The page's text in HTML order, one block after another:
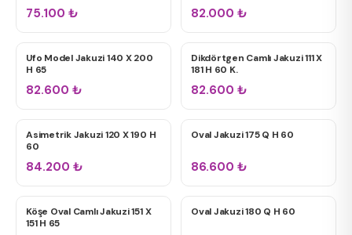
75.100 ₺ 82.000 ₺
ÇIFT KIŞILIK JAKUZILER
Ufo Model Jakuzi 140 X 200
H 65
82.600 ₺
ÇIFT KIŞILIK JAKUZILER
Dikdörtgen Camlı Jakuzi 111 X
181 H 60 K.
82.600 ₺
ÇIFT KIŞILIK JAKUZILER
Asimetrik Jakuzi 120 X 190 H
60
84.200 ₺
ÇIFT KIŞILIK JAKUZILER
Oval Jakuzi 175 Q H 60
86.600 ₺
ÇIFT KIŞILIK JAKUZILER
Köşe Oval Camlı Jakuzi 151 X
151 H 65
TÜM JAKUZILER
Oval Jakuzi 180 Q H 60